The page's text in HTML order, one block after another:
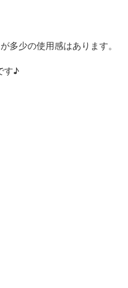
多少の使用感はあります。
す♪